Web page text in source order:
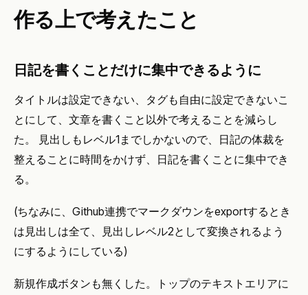
作る上で考えたこと
日記を書くことだけに集中できるように
タイトルは設定できない、タグも自由に設定できないこ
とにして、文章を書くこと以外で考えることを減らし
た。 見出しもレベル1までしかないので、日記の体裁を
整えることに時間をかけず、日記を書くことに集中でき
る。
(ちなみに、Github連携でマークダウンをexportするとき
は見出しは全て、見出しレベル2として変換されるよう
にするようにしている)
新規作成ボタンも無くした。トップのテキストエリアに